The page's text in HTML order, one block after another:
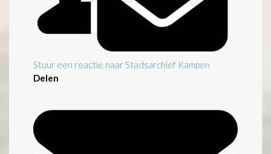
Stuur een reactie naar Stadsarchief Kampen
Delen